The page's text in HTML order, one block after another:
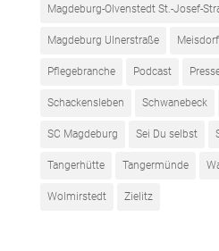
Magdeburg-Olvenstedt St.-Josef-
Magdeburg Ulnerstraße Meisdorf
Pflegebranche Podcast
Schackensleben Schwanebeck
SC Magdeburg Sei Du selbst
Tangerhütte Tangermünde
Wolmirstedt Zielitz